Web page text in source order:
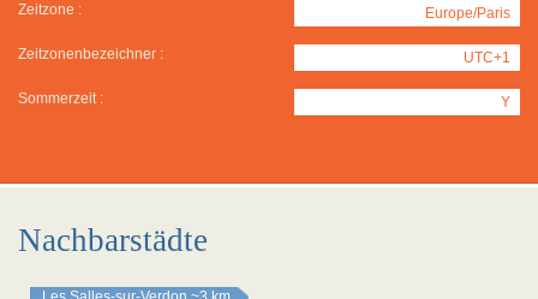
Zeitzone : Europe/Paris
Zeitzonenbezeichner : UTC+1
Sommerzeit : Y
Nachbarstädte